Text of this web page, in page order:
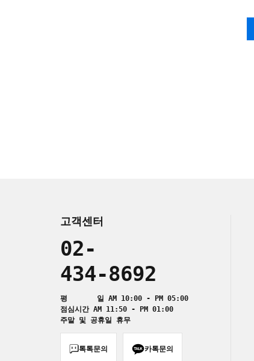
고객센터
02-
434-8692
평 일 AM 10:00 - PM 05:00
점심시간 AM 11:50 - PM 01:00
주말 및 공휴일 휴무
톡톡문의 카톡문의